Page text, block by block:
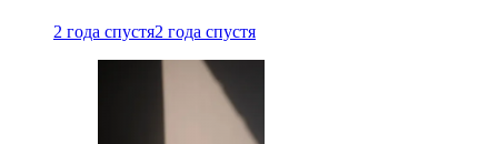
2 года спустя2 года спустя